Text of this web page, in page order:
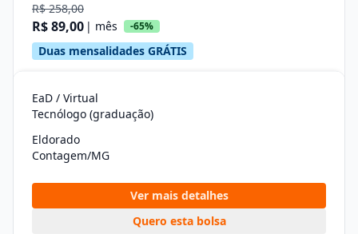
R$ 258,00
R$ 89,00 | mês -65%
Duas mensalidades GRÁTIS
EaD / Virtual
Tecnólogo (graduação)
Eldorado
Contagem/MG
Ver mais detalhes
Quero esta bolsa